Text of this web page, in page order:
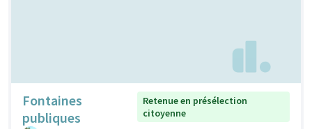
Fontaines
publiques
Retenue en présélection
citoyenne